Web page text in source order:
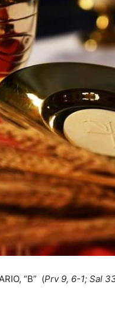
“B” (Prv 9, 6-1; Sal